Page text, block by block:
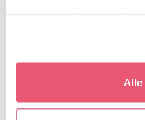
Alle
ITOTAL Radiergummi